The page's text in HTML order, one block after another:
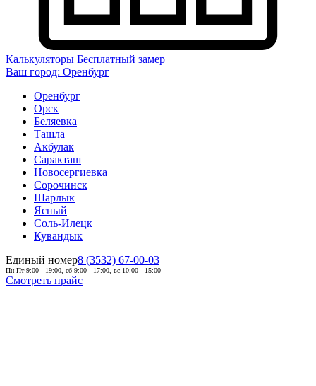
Калькуляторы Бесплатный замер
Ваш город: Оренбург
Оренбург
Орск
Беляевка
Ташла
Акбулак
Саракташ
Новосергиевка
Сорочинск
Шарлык
Ясный
Соль-Илецк
Кувандык
Единый номер8 (3532) 67-00-03
Пн-Пт 9:00 - 19:00, сб 9:00 - 17:00, вс 10:00 - 15:00
Смотреть прайс